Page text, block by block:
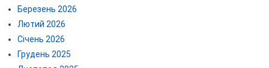
Березень 2026
Лютий 2026
Січень 2026
Грудень 2025